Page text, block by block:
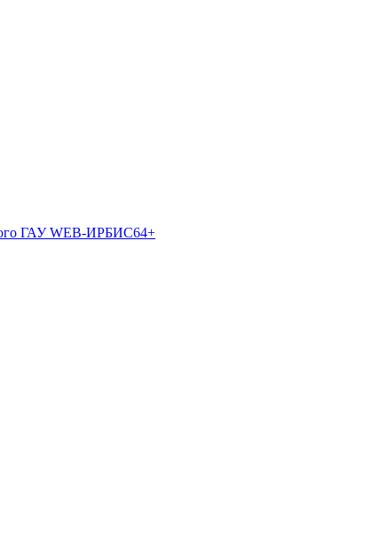
ГАУ WEB-ИРБИС64+